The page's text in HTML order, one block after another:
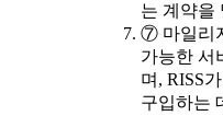
는 계약을
⑦ 마일리
가능한 서
며, RISS
구입하는